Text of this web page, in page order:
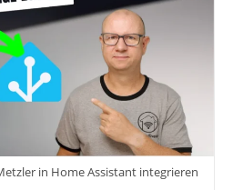
in Home Assistant integrieren